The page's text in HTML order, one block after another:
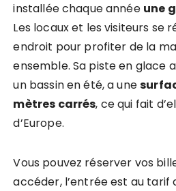
installée chaque année une
Les locaux et les visiteurs se
endroit pour profiter de la
ensemble. Sa piste en glace
un bassin en été, a une
mètres carrés, ce qui fait
d’Europe.
Vous pouvez réserver vos
accéder, l’entrée est au tarif